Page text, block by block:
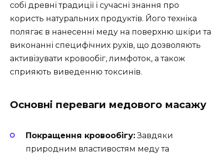
собі древні традиції і сучасні знання про
користь натуральних продуктів. Його техніка
полягає в нанесенні меду на поверхню шкіри та
виконанні специфічних рухів, що дозволяють
активізувати кровообіг, лимфоток, а також
сприяють виведенню токсинів.
Основні переваги медового масажу
Покращення кровообігу:Завдяки
природним властивостям меду та